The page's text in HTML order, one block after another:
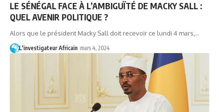
LE SÉNÉGAL FACE À L’AMBIGUÏTÉ DE MACKY SALL :
QUEL AVENIR POLITIQUE ?
Alors que le président Macky Sall doit recevoir ce lundi 4 mars,…
L'investigateur Africain mars 4, 2024